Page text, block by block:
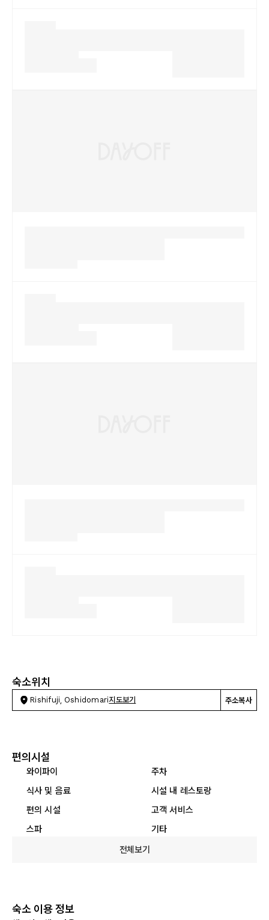
숙소위치
Rishifuji, Oshidomari지도보기 주소복사
편의시설
와이파이
주차
식사 및 음료
시설 내 레스토랑
편의 시설
고객 서비스
스파
기타
전체보기
숙소 이용 정보